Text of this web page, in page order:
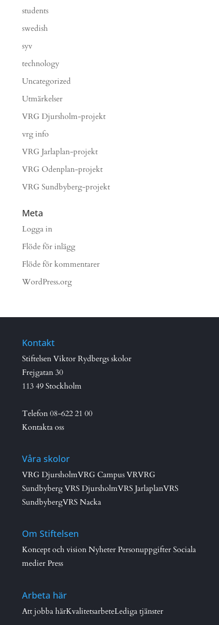
students
swedish
syv
technology
Uncategorized
Utmärkelser
VRG Djursholm-projekt
vrg info
VRG Jarlaplan-projekt
VRG Odenplan-projekt
VRG Sundbyberg-projekt
Meta
Logga in
Flöde för inlägg
Flöde för kommentarer
WordPress.org
Kontakt
Stiftelsen Viktor Rydbergs skolor
Frejgatan 30
113 49 Stockholm
Telefon08-622 21 00
Kontakta oss
Våra skolor
VRG DjursholmVRG Campus VRVRG
SundbybergVRS DjursholmVRS JarlaplanVRS
SundbybergVRS Nacka
Om Stiftelsen
Koncept och visionNyheterPersonuppgifterSociala
medierPress
Arbeta här
Att jobba härKvalitetsarbeteLediga tjänster